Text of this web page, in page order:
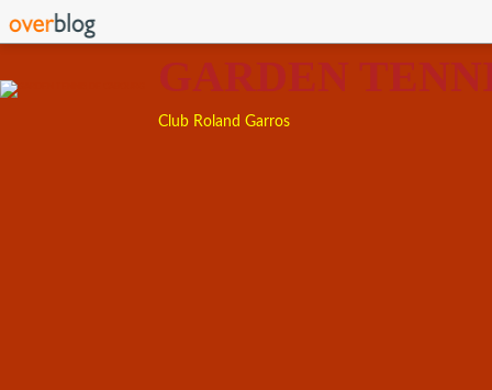
GARDEN
Club Roland Garros